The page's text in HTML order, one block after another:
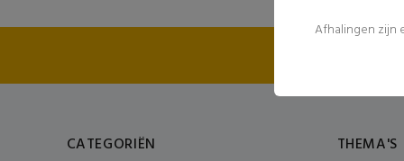
CATEGORIËN THEMA'S
Afhalingen zijn